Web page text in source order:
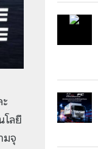
โลยี
มจุ